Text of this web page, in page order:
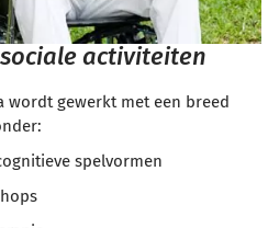
activiteiten
wordt gewerkt met een breed
spelvormen